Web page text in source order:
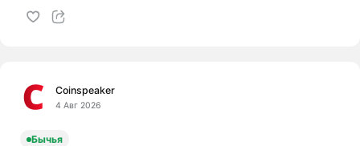
Coinspeaker
4 Авг 2026
Бычья